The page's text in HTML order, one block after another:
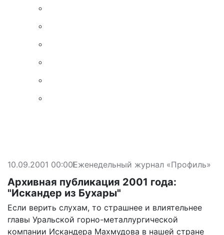
10.09.2001 00:00Еженедельный журнал «Профиль»
Архивная публикация 2001 года:
"Искандер из Бухары"
Если верить слухам, то страшнее и влиятельнее
главы Уральской горно-металлургической
компании Искандера Махмудова в нашей стране